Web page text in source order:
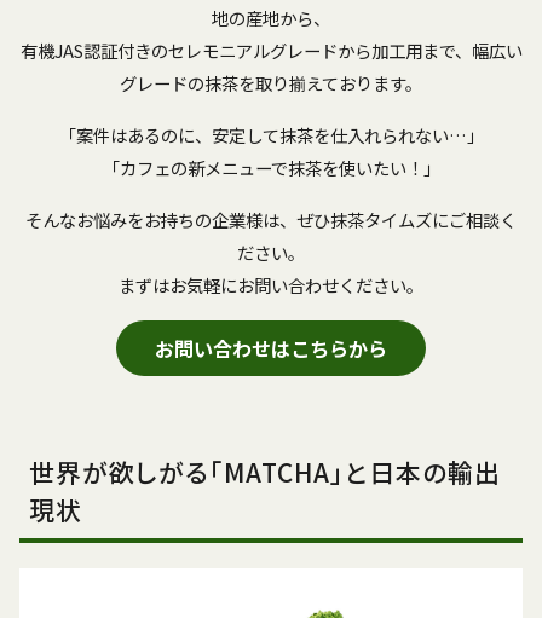
地の産地から、
有機JAS認証付きのセレモニアルグレードから加工用まで、幅広い
グレードの抹茶を取り揃えております。
「案件はあるのに、安定して抹茶を仕入れられない…」
「カフェの新メニューで抹茶を使いたい！」
そんなお悩みをお持ちの企業様は、ぜひ抹茶タイムズにご相談く
ださい。
まずはお気軽にお問い合わせください。
お問い合わせはこちらから
世界が欲しがる「MATCHA」と日本の輸出
現状